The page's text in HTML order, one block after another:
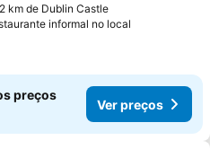
km de Dublin Castle
informal no local
preços
Ver preços